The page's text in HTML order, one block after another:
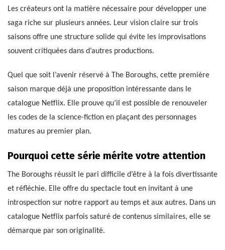
Les créateurs ont la matière nécessaire pour développer une
saga riche sur plusieurs années. Leur vision claire sur trois
saisons offre une structure solide qui évite les improvisations
souvent critiquées dans d’autres productions.
Quel que soit l’avenir réservé à The Boroughs, cette première
saison marque déjà une proposition intéressante dans le
catalogue Netflix. Elle prouve qu’il est possible de renouveler
les codes de la science-fiction en plaçant des personnages
matures au premier plan.
Pourquoi cette série mérite votre attention
The Boroughs réussit le pari difficile d’être à la fois divertissante
et réfléchie. Elle offre du spectacle tout en invitant à une
introspection sur notre rapport au temps et aux autres. Dans un
catalogue Netflix parfois saturé de contenus similaires, elle se
démarque par son originalité.